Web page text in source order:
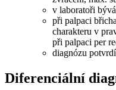
v laboratoři
při palpaci
charakteru v
při palpaci per
diagnózu
Diferenciální